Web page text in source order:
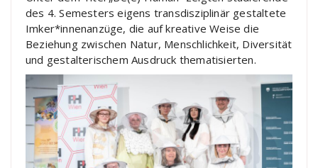
des 4. Semesters eigens transdisziplinär gestaltete
Imker*innenanzüge, die auf kreative Weise die
Beziehung zwischen Natur, Menschlichkeit, Diversität
und gestalterischem Ausdruck thematisierten.